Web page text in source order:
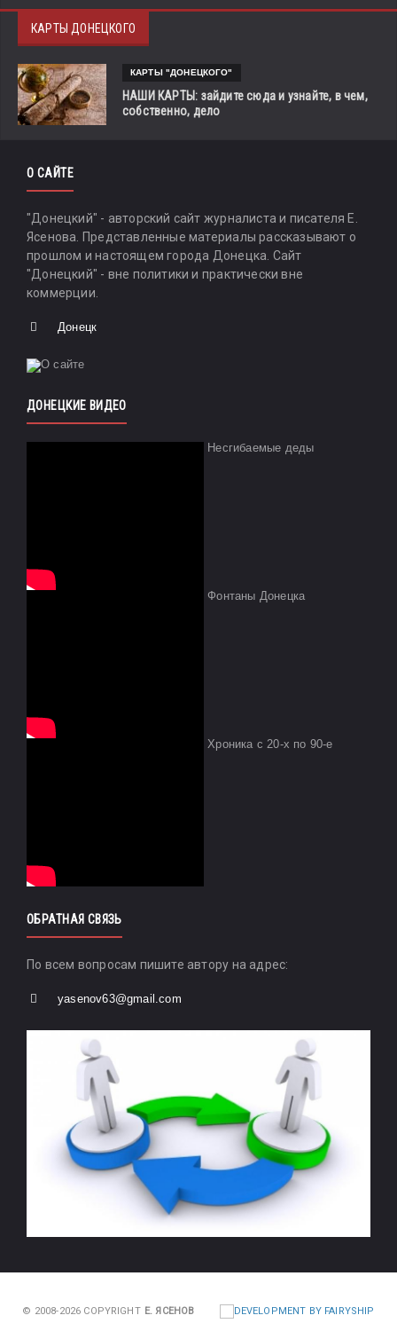
КАРТЫ ДОНЕЦКОГО
КАРТЫ "ДОНЕЦКОГО"
НАШИ КАРТЫ: зайдите сюда и узнайте, в чем,
собственно, дело
О САЙТЕ
"Донецкий" - авторский сайт журналиста и писателя Е.
Ясенова. Представленные материалы рассказывают о
прошлом и настоящем города Донецка. Сайт
"Донецкий" - вне политики и практически вне
коммерции.
Донецк
ДОНЕЦКИЕ ВИДЕО
Несгибаемые деды
Фонтаны Донецка
Хроника с 20-х по 90-е
ОБРАТНАЯ СВЯЗЬ
По всем вопросам пишите автору на адрес:
yasenov63@gmail.com
© 2008-2026 COPYRIGHT Е. ЯСЕНОВ